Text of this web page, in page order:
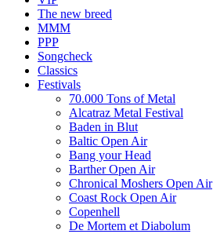
The new breed
MMM
PPP
Songcheck
Classics
Festivals
70.000 Tons of Metal
Alcatraz Metal Festival
Baden in Blut
Baltic Open Air
Bang your Head
Barther Open Air
Chronical Moshers Open Air
Coast Rock Open Air
Copenhell
De Mortem et Diabolum